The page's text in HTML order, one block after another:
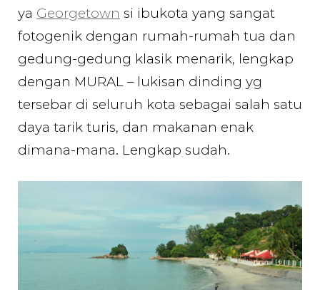
ya Georgetown si ibukota yang sangat
fotogenik dengan rumah-rumah tua dan
gedung-gedung klasik menarik, lengkap
dengan MURAL – lukisan dinding yg
tersebar di seluruh kota sebagai salah satu
daya tarik turis, dan makanan enak
dimana-mana. Lengkap sudah.